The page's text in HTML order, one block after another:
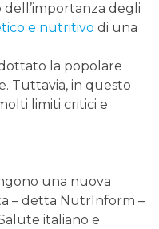
degli
e nutritivo di una
la popolare
Tuttavia, in questo
limiti critici e
una nuova
– detta NutrInform –
italiano e